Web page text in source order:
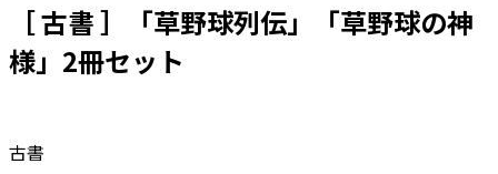
［ 古書 ］「草野球列伝」「草野球の神
様」2冊セット
古書